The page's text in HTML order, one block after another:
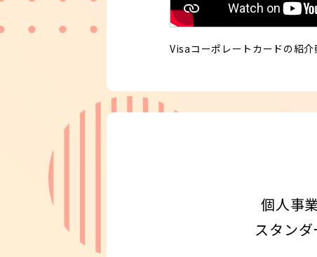
Visaコーポレートカードの紹介
個人事
スタン